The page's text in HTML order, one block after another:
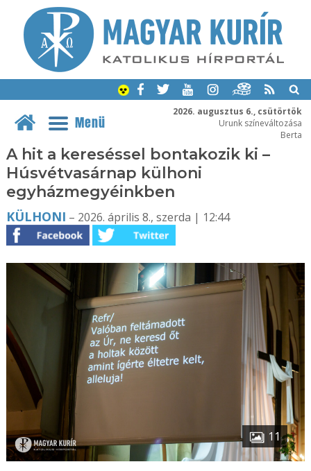
2026. augusztus 6., csütörtök
Urunk színeváltozása
Berta
Menü
A hit a kereséssel bontakozik ki –
Húsvétvasárnap külhoni
egyházmegyéinkben
KÜLHONI – 2026. április 8., szerda | 12:44
11